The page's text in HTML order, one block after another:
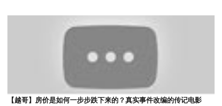
【越哥】房价是如何一步步跌下来的？真实事件改编的传记电影